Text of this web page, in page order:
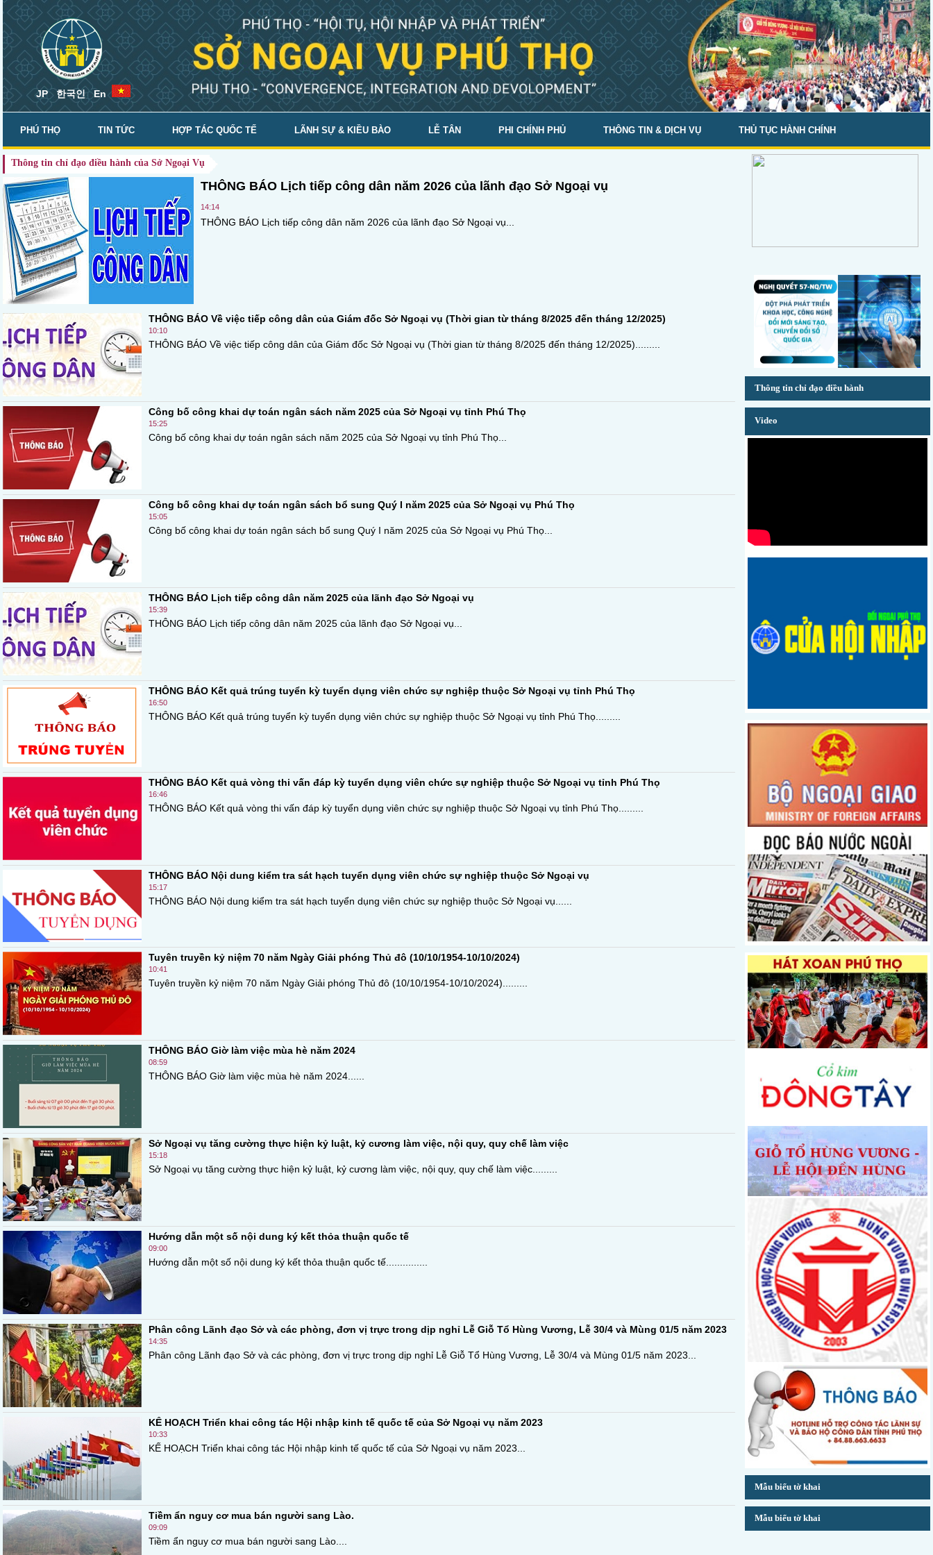
JP 한국인 En
PHÚ THỌ TIN TỨC HỢP TÁC QUỐC TẾ LÃNH SỰ & KIỀU BÀO LỄ TÂN PHI CHÍNH PHỦ THÔNG TIN & DỊCH VỤ THỦ TỤC HÀNH CHÍNH
SỞ NGOẠI VỤ
Thông tin chỉ đạo điều hành của Sở Ngoại Vụ
THÔNG BÁO Lịch tiếp công dân năm 2026 của lãnh đạo Sở Ngoại vụ
14:14
THÔNG BÁO Lịch tiếp công dân năm 2026 của lãnh đạo Sở Ngoại vụ...
THÔNG BÁO Về việc tiếp công dân của Giám đốc Sở Ngoại vụ (Thời gian từ tháng 8/2025 đến tháng 12/2025)
10:10
THÔNG BÁO Về việc tiếp công dân của Giám đốc Sở Ngoại vụ (Thời gian từ tháng 8/2025 đến tháng 12/2025).........
Công bố công khai dự toán ngân sách năm 2025 của Sở Ngoại vụ tỉnh Phú Thọ
15:25
Công bố công khai dự toán ngân sách năm 2025 của Sở Ngoại vụ tỉnh Phú Thọ...
Công bố công khai dự toán ngân sách bổ sung Quý I năm 2025 của Sở Ngoại vụ Phú Thọ
15:05
Công bố công khai dự toán ngân sách bổ sung Quý I năm 2025 của Sở Ngoại vụ Phú Thọ...
THÔNG BÁO Lịch tiếp công dân năm 2025 của lãnh đạo Sở Ngoại vụ
15:39
THÔNG BÁO Lịch tiếp công dân năm 2025 của lãnh đạo Sở Ngoại vụ...
THÔNG BÁO Kết quả trúng tuyển kỳ tuyển dụng viên chức sự nghiệp thuộc Sở Ngoại vụ tỉnh Phú Thọ
16:50
THÔNG BÁO Kết quả trúng tuyển kỳ tuyển dụng viên chức sự nghiệp thuộc Sở Ngoại vụ tỉnh Phú Thọ.........
THÔNG BÁO Kết quả vòng thi vấn đáp kỳ tuyển dụng viên chức sự nghiệp thuộc Sở Ngoại vụ tỉnh Phú Thọ
16:46
THÔNG BÁO Kết quả vòng thi vấn đáp kỳ tuyển dụng viên chức sự nghiệp thuộc Sở Ngoại vụ tỉnh Phú Thọ.........
THÔNG BÁO Nội dung kiểm tra sát hạch tuyển dụng viên chức sự nghiệp thuộc Sở Ngoại vụ
15:17
THÔNG BÁO Nội dung kiểm tra sát hạch tuyển dụng viên chức sự nghiệp thuộc Sở Ngoại vụ......
Tuyên truyền kỷ niệm 70 năm Ngày Giải phóng Thủ đô (10/10/1954-10/10/2024)
10:41
Tuyên truyền kỷ niệm 70 năm Ngày Giải phóng Thủ đô (10/10/1954-10/10/2024).........
THÔNG BÁO Giờ làm việc mùa hè năm 2024
08:59
THÔNG BÁO Giờ làm việc mùa hè năm 2024......
Sở Ngoại vụ tăng cường thực hiện kỷ luật, kỷ cương làm việc, nội quy, quy chế làm việc
15:18
Sở Ngoại vụ tăng cường thực hiện kỷ luật, kỷ cương làm việc, nội quy, quy chế làm việc.........
Hướng dẫn một số nội dung ký kết thỏa thuận quốc tế
09:00
Hướng dẫn một số nội dung ký kết thỏa thuận quốc tế...............
Phân công Lãnh đạo Sở và các phòng, đơn vị trực trong dịp nghỉ Lễ Giỗ Tổ Hùng Vương, Lễ 30/4 và Mùng 01/5 năm 2023
14:35
Phân công Lãnh đạo Sở và các phòng, đơn vị trực trong dịp nghỉ Lễ Giỗ Tổ Hùng Vương, Lễ 30/4 và Mùng 01/5 năm 2023...
KẾ HOẠCH Triển khai công tác Hội nhập kinh tế quốc tế của Sở Ngoại vụ năm 2023
10:33
KẾ HOẠCH Triển khai công tác Hội nhập kinh tế quốc tế của Sở Ngoại vụ năm 2023...
Tiềm ẩn nguy cơ mua bán người sang Lào.
09:09
Tiềm ẩn nguy cơ mua bán người sang Lào....
Thông tin chỉ đạo điều hành
Video
Mẫu biểu tờ khai
Mẫu biểu tờ khai